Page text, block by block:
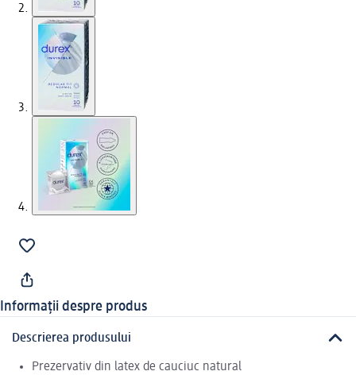
Informații despre produs
Descrierea produsului
Prezervativ din latex de cauciuc natural